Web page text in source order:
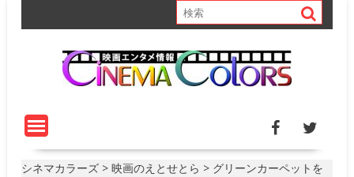
シネマカラーズ >映画のえとせとら > グリーンカーペットを